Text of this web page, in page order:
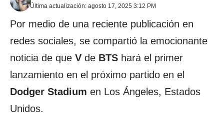
Última actualización: agosto 17, 2025 3:12 PM
Por medio de una reciente publicación en
redes sociales, se compartió la emocionante
noticia de que V de BTS hará el primer
lanzamiento en el próximo partido en el
Dodger Stadium en Los Ángeles, Estados
Unidos.